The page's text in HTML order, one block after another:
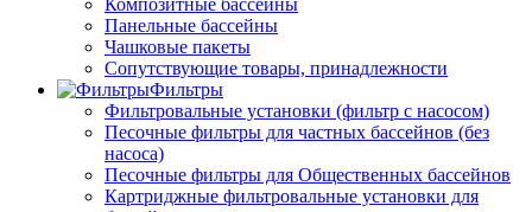
Композитные бассейны
Панельные бассейны
Чашковые пакеты
Сопутствующие товары, принадлежности
Фильтры
Фильтровальные установки (фильтр с насосом)
Песочные фильтры для частных бассейнов (без
насоса)
Песочные фильтры для Общественных бассейнов
Картриджные фильтровальные установки для